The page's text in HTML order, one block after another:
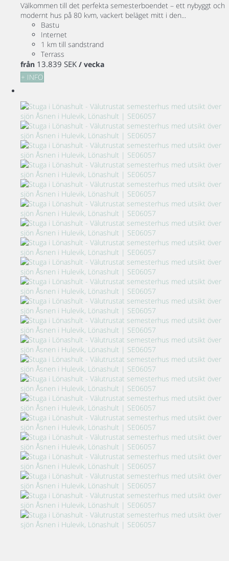
Välkommen till det perfekta semesterboendet – ett nybyggt och
modernt hus på 80 kvm, vackert beläget mitt i den...
Bastu
Internet
1 km till sandstrand
Terrass
från 13.839 SEK / vecka
+ INFO